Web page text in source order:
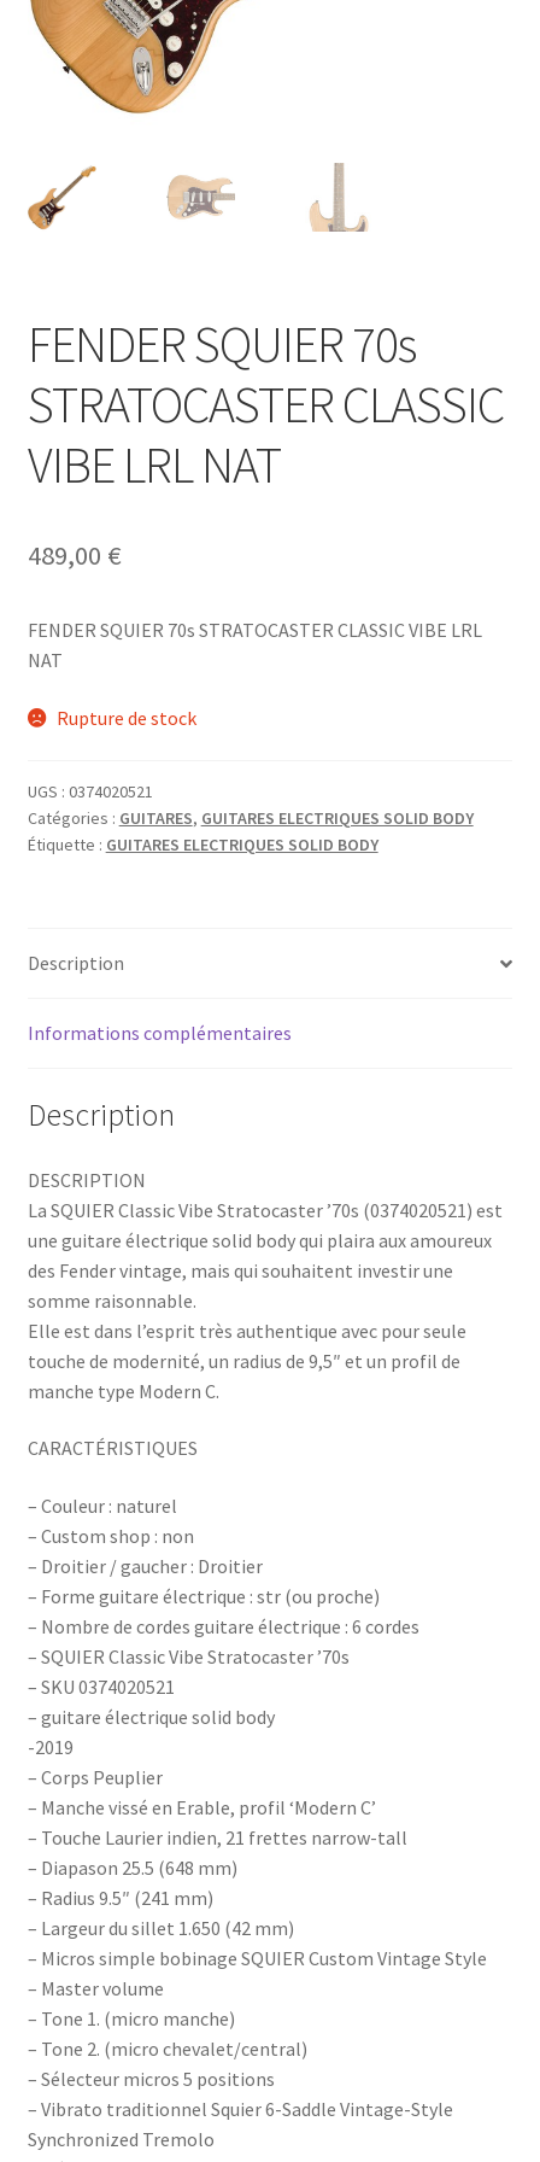
FENDER SQUIER 70s
STRATOCASTER CLASSIC
VIBE LRL NAT
489,00 €
FENDER SQUIER 70s STRATOCASTER CLASSIC VIBE LRL
NAT
Rupture de stock
UGS : 0374020521
Catégories : GUITARES, GUITARES ELECTRIQUES SOLID BODY
Étiquette : GUITARES ELECTRIQUES SOLID BODY
Description
Informations complémentaires
Description
DESCRIPTION
La SQUIER Classic Vibe Stratocaster ’70s (0374020521) est
une guitare électrique solid body qui plaira aux amoureux
des Fender vintage, mais qui souhaitent investir une
somme raisonnable.
Elle est dans l’esprit très authentique avec pour seule
touche de modernité, un radius de 9,5″ et un profil de
manche type Modern C.
CARACTÉRISTIQUES
– Couleur : naturel
– Custom shop : non
– Droitier / gaucher : Droitier
– Forme guitare électrique : str (ou proche)
– Nombre de cordes guitare électrique : 6 cordes
– SQUIER Classic Vibe Stratocaster ’70s
– SKU 0374020521
– guitare électrique solid body
-2019
– Corps Peuplier
– Manche vissé en Erable, profil ‘Modern C’
– Touche Laurier indien, 21 frettes narrow-tall
– Diapason 25.5 (648 mm)
– Radius 9.5″ (241 mm)
– Largeur du sillet 1.650 (42 mm)
– Micros simple bobinage SQUIER Custom Vintage Style
– Master volume
– Tone 1. (micro manche)
– Tone 2. (micro chevalet/central)
– Sélecteur micros 5 positions
– Vibrato traditionnel Squier 6-Saddle Vintage-Style
Synchronized Tremolo